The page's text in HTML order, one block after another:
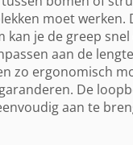
moet werken.
kan je de greep
aan de
zo ergonomisch
De
aan te